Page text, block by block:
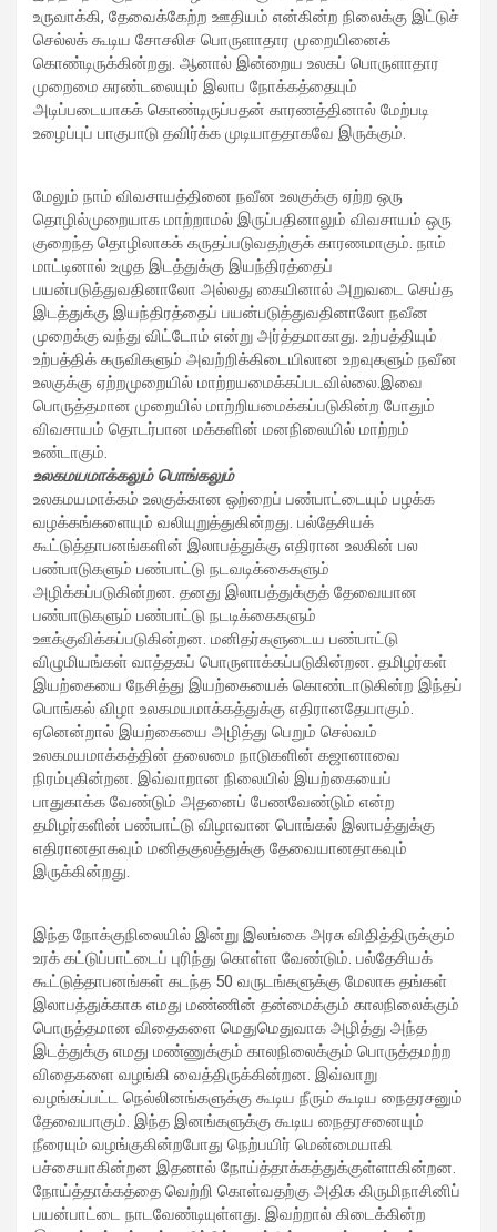
உருவாக்கி, தேவைக்கேற்ற ஊதியம் என்கின்ற நிலைக்கு இட்டுச்
செல்லக் கூடிய சோசலிச பொருளாதார முறையினைக்
கொண்டிருக்கின்றது. ஆனால் இன்றைய உலகப் பொருளாதார
முறைமை சுரண்டலையும் இலாப நோக்கத்தையும்
அடிப்படையாகக் கொண்டிருப்பதன் காரணத்தினால் மேற்படி
உழைப்புப் பாகுபாடு தவிர்க்க முடியாததாகவே இருக்கும்.
மேலும் நாம் விவசாயத்தினை நவீன உலகுக்கு ஏற்ற ஒரு
தொழில்முறையாக மாற்றாமல் இருப்பதினாலும் விவசாயம் ஒரு
குறைந்த தொழிலாகக் கருதப்படுவதற்குக் காரணமாகும். நாம்
மாட்டினால் உழுத இடத்துக்கு இயந்திரத்தைப்
பயன்படுத்துவதினாலோ அல்லது கையினால் அறுவடை செய்த
இடத்துக்கு இயந்திரத்தைப் பயன்படுத்துவதினாலோ நவீன
முறைக்கு வந்து விட்டோம் என்று அர்த்தமாகாது. உற்பத்தியும்
உற்பத்திக் கருவிகளும் அவற்றிக்கிடையிலான உறவுகளும் நவீன
உலகுக்கு ஏற்றமுறையில் மாற்றயமைக்கப்படவில்லை.இவை
பொருத்தமான முறையில் மாற்றியமைக்கப்படுகின்ற போதும்
விவசாயம் தொடர்பான மக்களின் மனநிலையில் மாற்றம்
உண்டாகும்.
உலகமயமாக்கலும் பொங்கலும்
உலகமயமாக்கம் உலகுக்கான ஒற்றைப் பண்பாட்டையும் பழக்க
வழக்கங்களையும் வலியுறுத்துகின்றது. பல்தேசியக்
கூட்டுத்தாபனங்களின் இலாபத்துக்கு எதிரான உலகின் பல
பண்பாடுகளும் பண்பாட்டு நடவடிக்கைகளும்
அழிக்கப்படுகின்றன. தனது இலாபத்துக்குத் தேவையான
பண்பாடுகளும் பண்பாட்டு நடடிக்கைகளும்
ஊக்குவிக்கப்படுகின்றன. மனிதர்களுடைய பண்பாட்டு
விழுமியங்கள் வாத்தகப் பொருளாக்கப்படுகின்றன. தமிழர்கள்
இயற்கையை நேசித்து இயற்கையைக் கொண்டாடுகின்ற இந்தப்
பொங்கல் விழா உலகமயமாக்கத்துக்கு எதிரானதேயாகும்.
ஏனென்றால் இயற்கையை அழித்து பெறும் செல்வம்
உலகமயமாக்கத்தின் தலைமை நாடுகளின் கஜானாவை
நிரம்புகின்றன. இவ்வாறான நிலையில் இயற்கையைப்
பாதுகாக்க வேண்டும் அதனைப் பேணவேண்டும் என்ற
தமிழர்களின் பண்பாட்டு விழாவான பொங்கல் இலாபத்துக்கு
எதிரானதாகவும் மனிதகுலத்துக்கு தேவையானதாகவும்
இருக்கின்றது.
இந்த நோக்குநிலையில் இன்று இலங்கை அரசு விதித்திருக்கும்
உரக் கட்டுப்பாட்டைப் புரிந்து கொள்ள வேண்டும். பல்தேசியக்
கூட்டுத்தாபனங்கள் கடந்த 50 வருடங்களுக்கு மேலாக தங்கள்
இலாபத்துக்காக எமது மண்ணின் தன்மைக்கும் காலநிலைக்கும்
பொருத்தமான விதைகளை மெதுமெதுவாக அழித்து அந்த
இடத்துக்கு எமது மண்ணுக்கும் காலநிலைக்கும் பொருத்தமற்ற
விதைகளை வழங்கி வைத்திருக்கின்றன. இவ்வாறு
வழங்கப்பட்ட நெல்லினங்களுக்கு கூடிய நீரும் கூடிய நைதரசனும்
தேவையாகும். இந்த இனங்களுக்கு கூடிய நைதரசனையும்
நீரையும் வழங்குகின்றபோது நெற்பயிர் மென்மையாகி
பச்சையாகின்றன இதனால் நோய்த்தாக்கத்துக்குள்ளாகின்றன.
நோய்த்தாக்கத்தை வெற்றி கொள்வதற்கு அதிக கிருமிநாசினிப்
பயன்பாட்டை நாடவேண்டியுள்ளது. இவற்றால் கிடைக்கின்ற